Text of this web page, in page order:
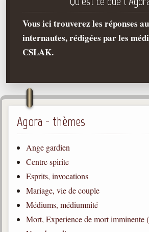
Spiritisme
Qu'est-ce que c'est ?
Philosophie
La doctrine d'Allan Kardec
But des manifestations spirites
Esprits
Médiums
Les hommes
Allan Kardec
Vous ici trouverez les réponses
internautes, rédigées par les
CSLAK.
Agora - thèmes
Ange gardien
Centre spirite
Esprits, invocations
Mariage, vie de couple
Médiums, médiumnité
Mort, Experience de mort